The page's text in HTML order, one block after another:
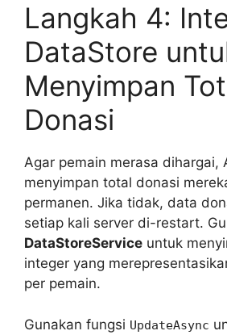
Langkah 4:
DataStore
Menyimpan
Donasi
Agar pemain merasa dihargai,
menyimpan total donasi
permanen. Jika tidak, data
setiap kali server di-restart.
DataStoreService untuk
integer yang
per pemain.
Gunakan fungsi UpdateAsync